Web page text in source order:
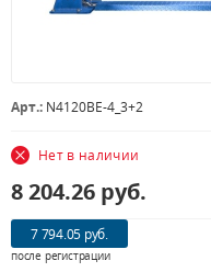
Арт.: N4120BE-4_3+2
Нет в наличии
8 204.26 руб.
7 794.05 руб.
после регистрации